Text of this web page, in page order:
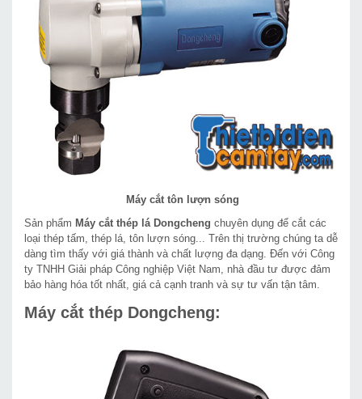
Máy cắt tôn lượn sóng
Sản phẩm Máy cắt thép lá Dongcheng chuyên dụng để cắt các
loại thép tấm, thép lá, tôn lượn sóng... Trên thị trường chúng ta dễ
dàng tìm thấy với giá thành và chất lượng đa dạng. Đến với Công
ty TNHH Giải pháp Công nghiệp Việt Nam, nhà đầu tư được đảm
bảo hàng hóa tốt nhất, giá cả cạnh tranh và sự tư vấn tận tâm.
Máy cắt thép Dongcheng: